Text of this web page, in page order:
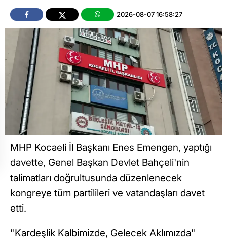
2026-08-07 16:58:27
MHP Kocaeli İl Başkanı Enes Emengen, yaptığı
davette, Genel Başkan Devlet Bahçeli'nin
talimatları doğrultusunda düzenlenecek
kongreye tüm partilileri ve vatandaşları davet
etti.
"Kardeşlik Kalbimizde, Gelecek Aklımızda"